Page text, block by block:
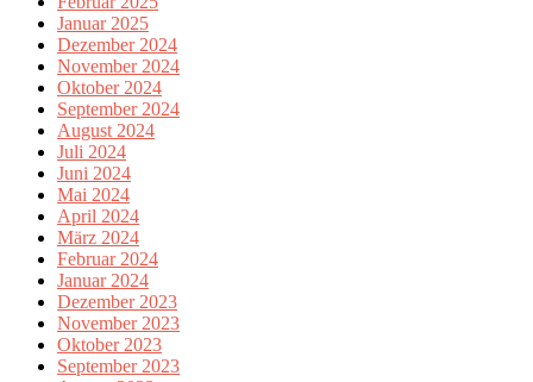
Januar 2025
Dezember 2024
November 2024
Oktober 2024
September 2024
August 2024
Juli 2024
Juni 2024
Mai 2024
April 2024
März 2024
Februar 2024
Januar 2024
Dezember 2023
November 2023
Oktober 2023
September 2023